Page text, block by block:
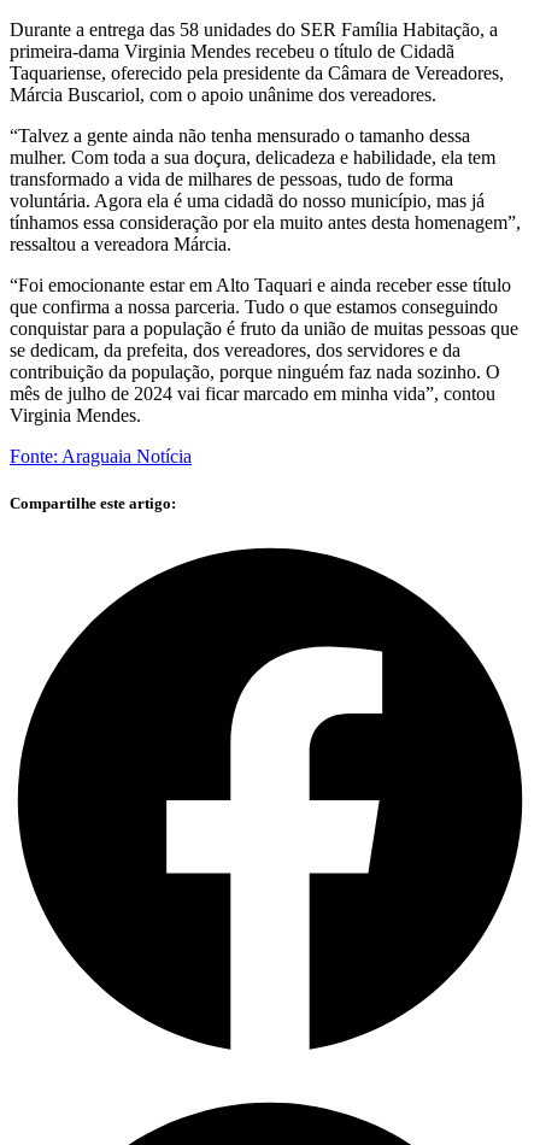
Durante a entrega das 58 unidades do SER Família Habitação, a
primeira-dama Virginia Mendes recebeu o título de Cidadã
Taquariense, oferecido pela presidente da Câmara de Vereadores,
Márcia Buscariol, com o apoio unânime dos vereadores.
“Talvez a gente ainda não tenha mensurado o tamanho dessa
mulher. Com toda a sua doçura, delicadeza e habilidade, ela tem
transformado a vida de milhares de pessoas, tudo de forma
voluntária. Agora ela é uma cidadã do nosso município, mas já
tínhamos essa consideração por ela muito antes desta homenagem”,
ressaltou a vereadora Márcia.
“Foi emocionante estar em Alto Taquari e ainda receber esse título
que confirma a nossa parceria. Tudo o que estamos conseguindo
conquistar para a população é fruto da união de muitas pessoas que
se dedicam, da prefeita, dos vereadores, dos servidores e da
contribuição da população, porque ninguém faz nada sozinho. O
mês de julho de 2024 vai ficar marcado em minha vida”, contou
Virginia Mendes.
Fonte: Araguaia Notícia
Compartilhe este artigo: